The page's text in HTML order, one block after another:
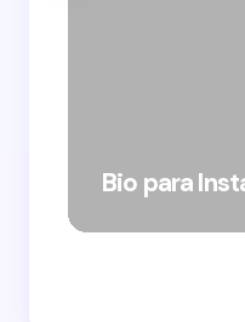
Bio para